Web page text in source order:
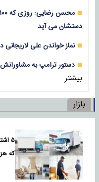
دستشان می آید
نماز خواندن علی
دستور ترامپ به
بیشتر
بازار
۵
که